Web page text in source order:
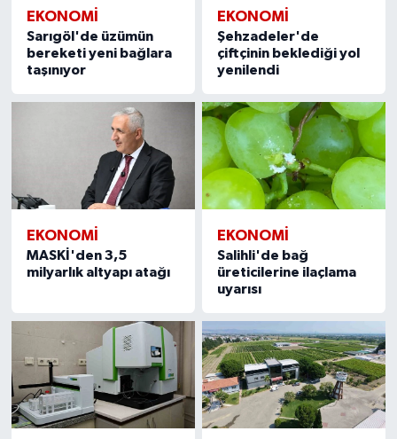
EKONOMİ
Sarıgöl'de üzümün
bereketi yeni bağlara
taşınıyor
EKONOMİ
Şehzadeler'de
çiftçinin beklediği yol
yenilendi
EKONOMİ
MASKİ'den 3,5
milyarlık altyapı atağı
EKONOMİ
Salihli'de bağ
üreticilerine ilaçlama
uyarısı